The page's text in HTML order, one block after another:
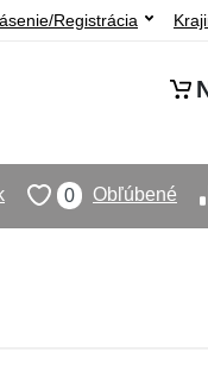
Registrácia
0 Obľúbené